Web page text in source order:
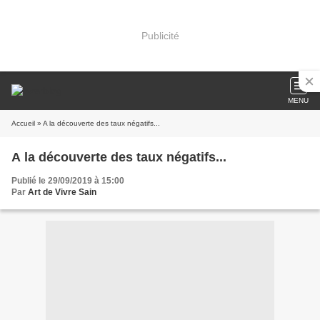
Publicité
MENU
Accueil » A la découverte des taux négatifs...
A la découverte des taux négatifs...
Publié le 29/09/2019 à 15:00
Par Art de Vivre Sain